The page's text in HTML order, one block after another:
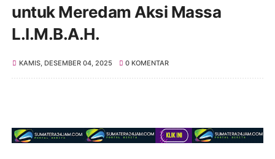
untuk Meredam Aksi Massa
L.I.M.B.A.H.
KAMIS, DESEMBER 04, 2025 0 KOMENTAR